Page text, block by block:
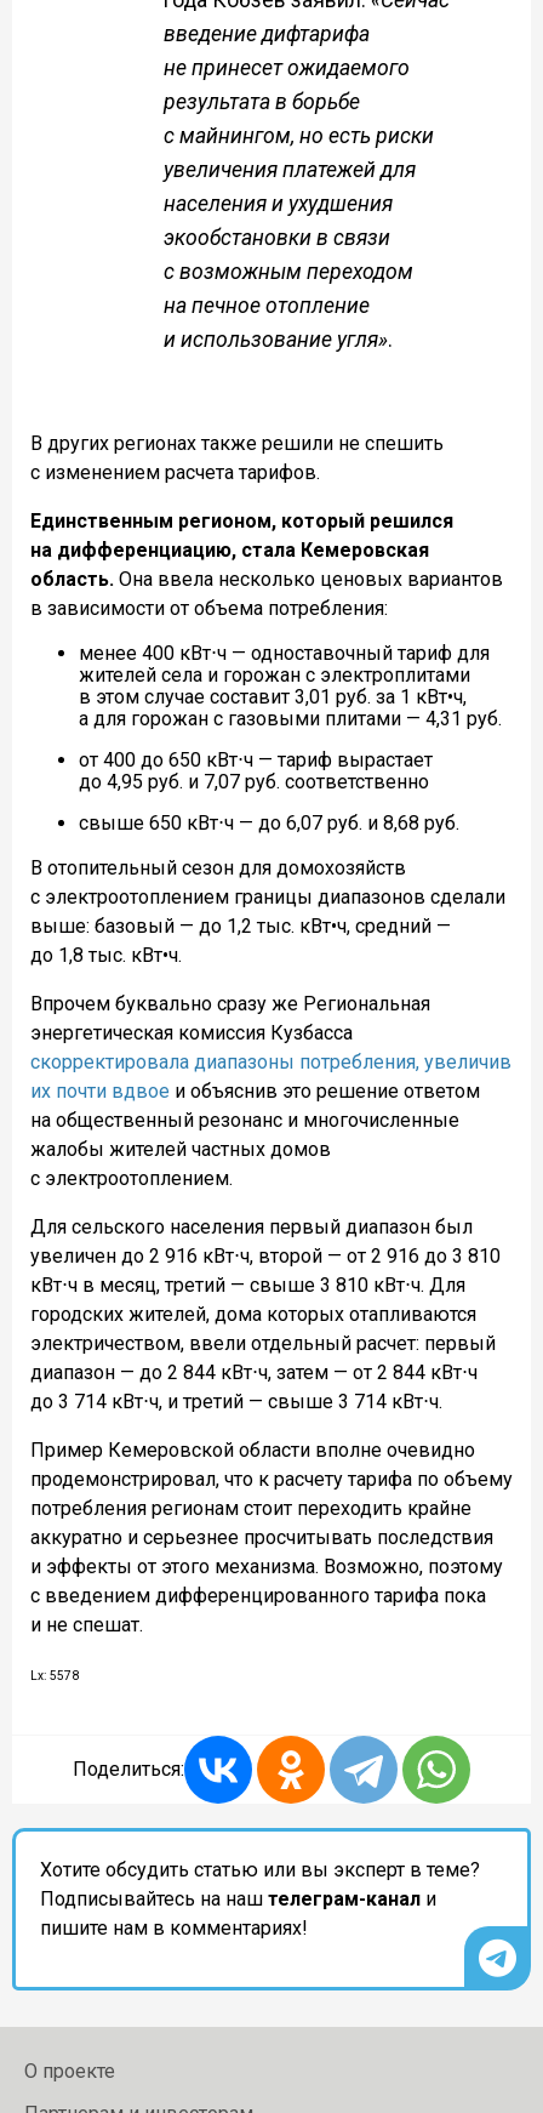
введение дифтарифа
не принесет ожидаемого
результата в борьбе
с майнингом, но есть риски
увеличения платежей для
населения и ухудшения
экообстановки в связи
с возможным переходом
на печное отопление
и использование угля».
В других регионах также решили не спешить
с изменением расчета тарифов.
Единственным регионом, который решился
на дифференциацию, стала Кемеровская
область. Она ввела несколько ценовых вариантов
в зависимости от объема потребления:
менее 400 кВт⋅ч — одноставочный тариф для
жителей села и горожан с электроплитами
в этом случае составит 3,01 руб. за 1 кВт•ч,
а для горожан с газовыми плитами — 4,31 руб.
от 400 до 650 кВт⋅ч — тариф вырастает
до 4,95 руб. и 7,07 руб. соответственно
свыше 650 кВт⋅ч — до 6,07 руб. и 8,68 руб.
В отопительный сезон для домохозяйств
с электроотоплением границы диапазонов сделали
выше: базовый — до 1,2 тыс. кВт•ч, средний —
до 1,8 тыс. кВт•ч.
Впрочем буквально сразу же Региональная
энергетическая комиссия Кузбасса
скорректировала диапазоны потребления, увеличив
их почти вдвое и объяснив это решение ответом
на общественный резонанс и многочисленные
жалобы жителей частных домов
с электроотоплением.
Для сельского населения первый диапазон был
увеличен до 2 916 кВт⋅ч, второй — от 2 916 до 3 810
кВт⋅ч в месяц, третий — свыше 3 810 кВт⋅ч. Для
городских жителей, дома которых отапливаются
электричеством, ввели отдельный расчет: первый
диапазон — до 2 844 кВт⋅ч, затем — от 2 844 кВт⋅ч
до 3 714 кВт⋅ч, и третий — свыше 3 714 кВт⋅ч.
Пример Кемеровской области вполне очевидно
продемонстрировал, что к расчету тарифа по объему
потребления регионам стоит переходить крайне
аккуратно и серьезнее просчитывать последствия
и эффекты от этого механизма. Возможно, поэтому
с введением дифференцированного тарифа пока
и не спешат.
Lx: 5578
Поделиться:
Хотите обсудить статью или вы эксперт в теме?
Подписывайтесь на наш телеграм-канал и
пишите нам в комментариях!
О проекте